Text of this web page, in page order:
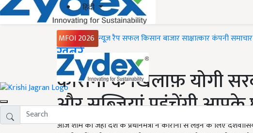
हिंदी
MFOI 2026 न्यूज़ रैपसफल किसानबाजारसाक्षात्कारकंपनी समाचार
Home
ख़बरें
कोरोना के खिलाफ़ योगी
और सब्जियां पहुंचेंगी आपके
आज शाम को जहां देश के प्रधानमंत्री ने कोरोना से लड़ने के लिए